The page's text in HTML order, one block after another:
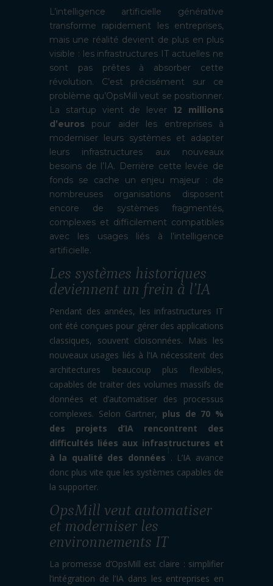
L’intelligence artificielle générative
transforme rapidement les entreprises,
mais une réalité devient de plus en plus
visible : les infrastructures IT actuelles ne
sont pas prêtes à absorber cette
révolution. C’est précisément sur ce
problème qu’OpsMill veut se positionner.
La startup vient de lever 12 millions
d’euros pour aider les entreprises à
moderniser leurs systèmes et adapter
leurs infrastructures aux nouveaux
besoins de l’IA. Derrière cette levée de
fonds se cache un enjeu majeur : de
nombreuses organisations disposent
encore de systèmes fragmentés,
complexes et difficilement compatibles
avec les usages liés à l’intelligence
artificielle.
Les systèmes historiques
deviennent un frein à l’IA
Pendant des années, les infrastructures IT
ont été conçues pour gérer des applications
classiques, souvent cloisonnées. Mais les
nouveaux usages liés à l’IA nécessitent des
architectures beaucoup plus flexibles,
capables de traiter des volumes massifs de
données et d’automatiser des processus
complexes. Selon Gartner, plus de 70 %
des projets d’IA rencontrent des
difficultés liées aux infrastructures et
à la qualité des données
1
. L’IA avance
donc plus vite que les systèmes capables de
la supporter.
OpsMill veut automatiser
et moderniser les
environnements IT
La promesse d’OpsMill est claire : simplifier
l’intégration de l’IA dans les entreprises en